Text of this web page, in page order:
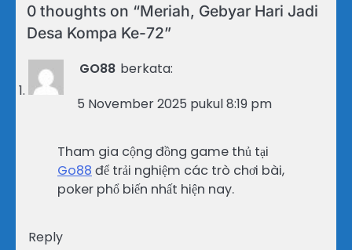
0 thoughts on “Meriah, Gebyar Hari Jadi
Desa Kompa Ke-72”
GO88 berkata:
5 November 2025 pukul 8:19 pm
Tham gia cộng đồng game thủ tại
Go88 để trải nghiệm các trò chơi bài,
poker phổ biến nhất hiện nay.
Reply